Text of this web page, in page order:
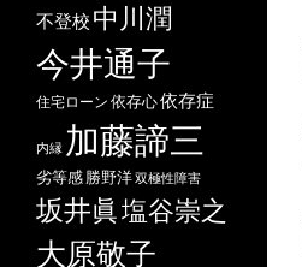
不登校 中川潤
今井通子
住宅ローン 依存心依存症
内縁 加藤諦三
劣等感勝野洋双極性障害
坂井眞塩谷崇之
大原敬子